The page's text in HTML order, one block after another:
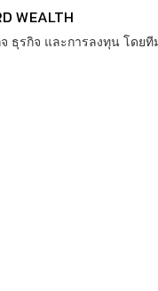
WEALTH
ธุรกิจ และการลงทุน โดยที